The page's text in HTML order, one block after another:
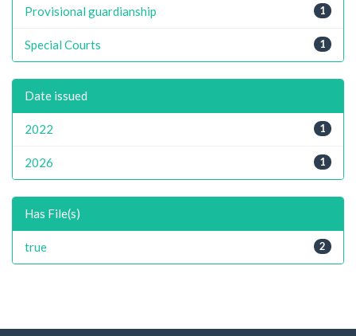
1
Provisional guardianship
1
Special Courts
Date issued
1
2022
1
2026
Has File(s)
2
true